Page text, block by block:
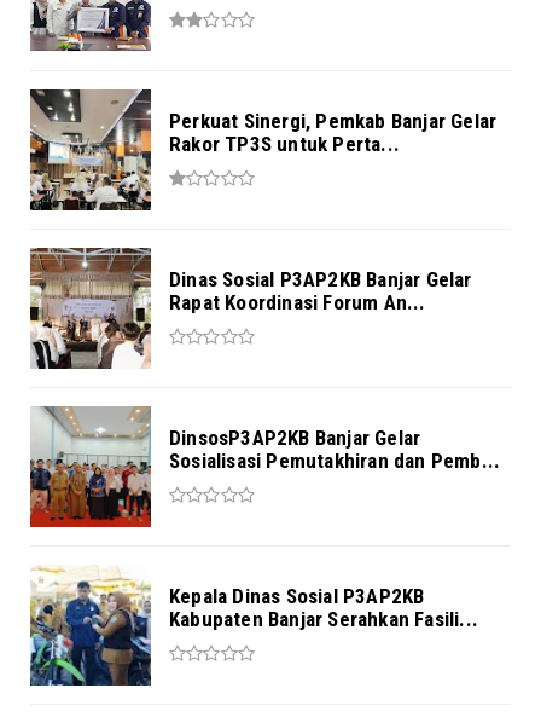
Perkuat Sinergi, Pemkab Banjar Gelar
Rakor TP3S untuk Perta...
Dinas Sosial P3AP2KB Banjar Gelar
Rapat Koordinasi Forum An...
DinsosP3AP2KB Banjar Gelar
Sosialisasi Pemutakhiran dan Pemb...
Kepala Dinas Sosial P3AP2KB
Kabupaten Banjar Serahkan Fasili...